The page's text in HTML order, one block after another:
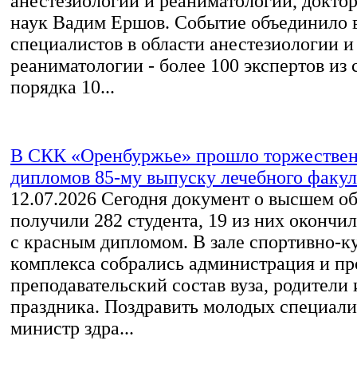
наук Вадим Ершов. Событие объединило
специалистов в области анестезиологии и
реаниматологии - более 100 экспертов из
порядка 10...
В СКК «Оренбуржье» прошло
дипломов 85-му выпуску лечебного
12.07.2026 Сегодня документ о высшем
получили 282 студента, 19 из них
с красным дипломом. В зале спортивно-
комплекса собрались администрация и
преподавательский состав вуза, родители
праздника. Поздравить молодых
министр здра...